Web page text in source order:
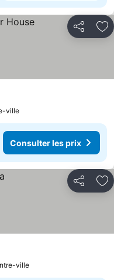
Partager
ville
Consulter les prix
Partager
ville